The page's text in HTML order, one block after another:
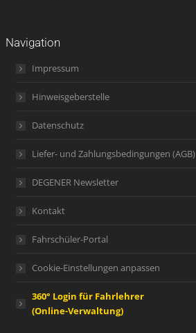
Navigation
Impressum
Hinweisgeberstelle
Datenschutz
Liefer- und Zahlungsbedingungen (AGB)
DEGENER Newsletter
Kontakt
Fahrschüler-Portal
Cookie-Einstellungen anpassen
360° Login für Fahrlehrer
(Online-Verwaltung)